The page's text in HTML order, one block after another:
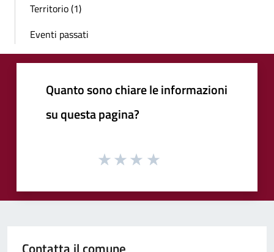
Territorio (1)
Eventi passati
Quanto sono chiare le informazioni
su questa pagina?